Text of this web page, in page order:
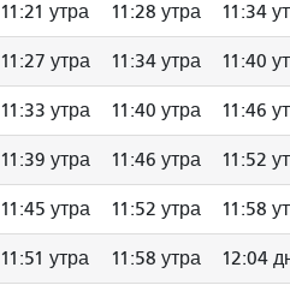
11:21 утра 11:28 утра 11:34
11:27 утра 11:34 утра 11:40
11:33 утра 11:40 утра 11:46
11:39 утра 11:46 утра 11:52
11:45 утра 11:52 утра 11:58
11:51 утра 11:58 утра 12:04